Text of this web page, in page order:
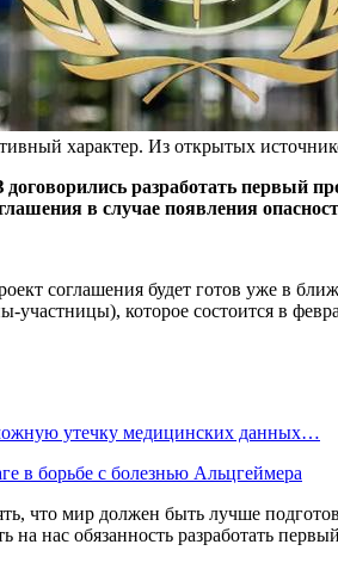
характер. Из открытых
разработать первый
в случае появления
соглашения будет готов уже в
участницы), которое состоится в
утечку медицинских данных…
в борьбе с болезнью Альцгеймера
что мир должен быть лучше
нас обязанность разработать